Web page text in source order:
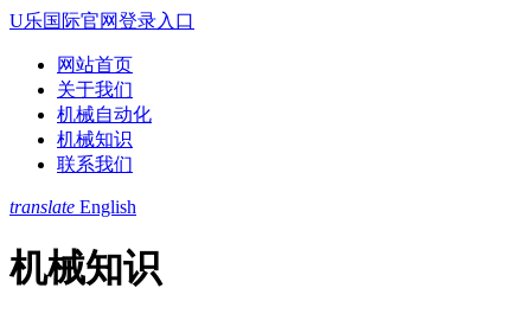
U乐国际官网登录入口
网站首页
关于我们
机械自动化
机械知识
联系我们
translate English
机械知识